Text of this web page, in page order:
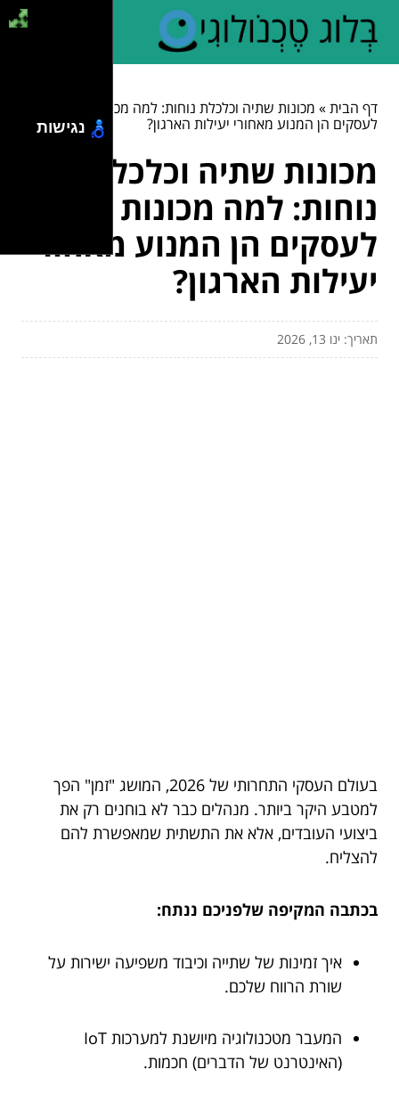
דף הבית» מכונות שתיה וכלכלת נוחות: למה מכונות שתייה
לעסקים הן המנוע מאחורי יעילות הארגון?
מכונות שתיה וכלכלת
נוחות: למה מכונות שתייה
לעסקים הן המנוע מאחורי
יעילות הארגון?
תאריך: ינו 13, 2026
בעולם העסקי התחרותי של 2026, המושג "זמן" הפך
למטבע היקר ביותר. מנהלים כבר לא בוחנים רק את
ביצועי העובדים, אלא את התשתית שמאפשרת להם
להצליח.
בכתבה המקיפה שלפניכם ננתח:
איך זמינות של שתייה וכיבוד משפיעה ישירות על
שורת הרווח שלכם.
המעבר מטכנולוגיה מיושנת למערכות IoT
(האינטרנט של הדברים) חכמות.
נגישות